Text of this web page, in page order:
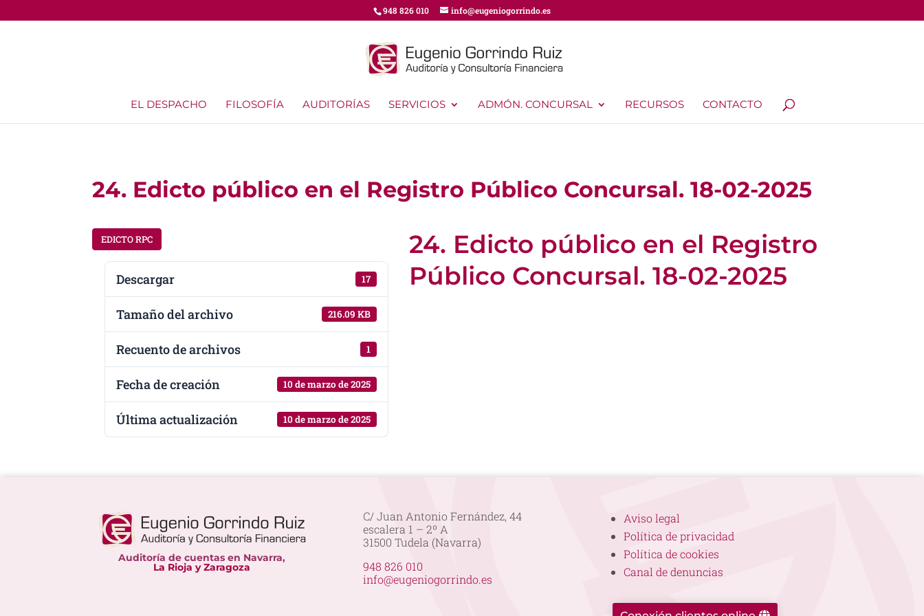
948 826 010 info@eugeniogorrindo.es
EL DESPACHO FILOSOFÍA AUDITORÍAS SERVICIOS ADMÓN. CONCURSAL RECURSOS CONTACTO
24. Edicto público en el Registro Público Concursal. 18-02-2025
EDICTO RPC
Descargar 17
Tamaño del archivo 216.09 KB
Recuento de archivos 1
Fecha de creación 10 de marzo de 2025
Última actualización 10 de marzo de 2025
24. Edicto público en el Registro
Público Concursal. 18-02-2025
Auditoría de cuentas en Navarra,
La Rioja y Zaragoza
C/ Juan Antonio Fernández, 44
escalera 1 – 2º A
31500 Tudela (Navarra)
948 826 010
info@eugeniogorrindo.es
Aviso legal
Política de privacidad
Política de cookies
Canal de denuncias